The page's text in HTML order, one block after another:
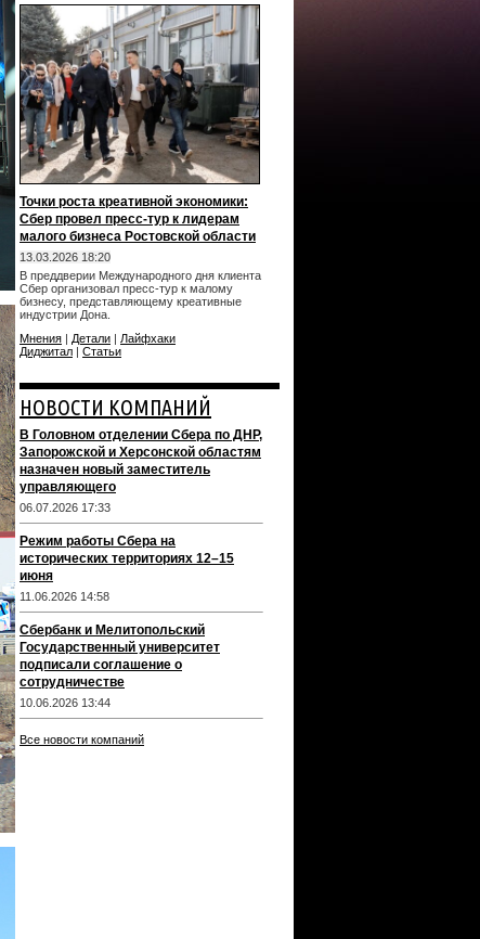
Точки роста креативной экономики:
Сбер провел пресс-тур к лидерам
малого бизнеса Ростовской области
13.03.2026 18:20
В преддверии Международного дня клиента
Сбер организовал пресс-тур к малому
бизнесу, представляющему креативные
индустрии Дона.
Мнения | Детали | Лайфхаки
Диджитал | Статьи
НОВОСТИ КОМПАНИЙ
В Головном отделении Сбера по ДНР,
Запорожской и Херсонской областям
назначен новый заместитель
управляющего
06.07.2026 17:33
Режим работы Сбера на
исторических территориях 12–15
июня
11.06.2026 14:58
Сбербанк и Мелитопольский
Государственный университет
подписали соглашение о
сотрудничестве
10.06.2026 13:44
Все новости компаний